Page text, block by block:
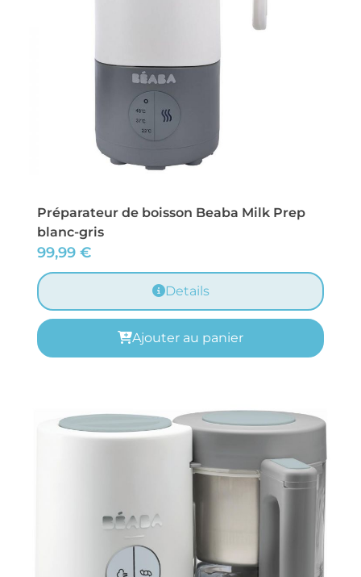
Préparateur de boisson Beaba Milk Prep
blanc-gris
99,99 €
Details
Ajouter au panier